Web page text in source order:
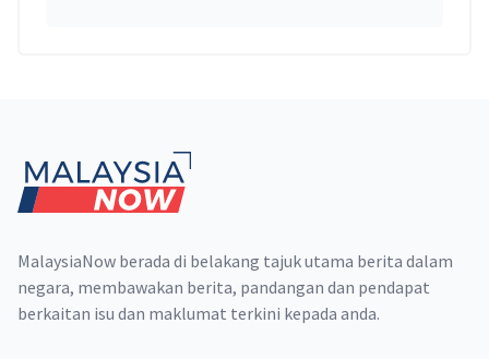
MalaysiaNow berada di belakang tajuk utama berita dalam
negara, membawakan berita, pandangan dan pendapat
berkaitan isu dan maklumat terkini kepada anda.